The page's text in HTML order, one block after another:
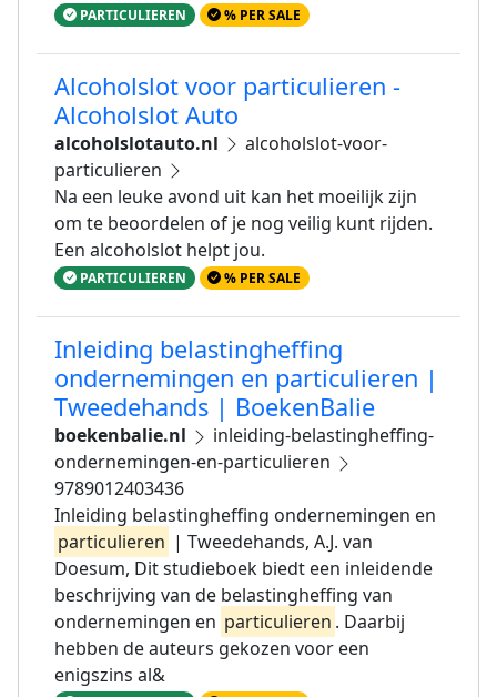
PARTICULIEREN % PER SALE
Alcoholslot voor particulieren -
Alcoholslot Auto
alcoholslotauto.nl
alcoholslot-voor-
particulieren
Na een leuke avond uit kan het moeilijk zijn
om te beoordelen of je nog veilig kunt rijden.
Een alcoholslot helpt jou.
PARTICULIEREN % PER SALE
Inleiding belastingheffing
ondernemingen en particulieren |
Tweedehands | BoekenBalie
boekenbalie.nl
inleiding-belastingheffing-
ondernemingen-en-particulieren
9789012403436
Inleiding belastingheffing ondernemingen en
particulieren | Tweedehands, A.J. van
Doesum, Dit studieboek biedt een inleidende
beschrijving van de belastingheffing van
ondernemingen en particulieren . Daarbij
hebben de auteurs gekozen voor een
enigszins al&